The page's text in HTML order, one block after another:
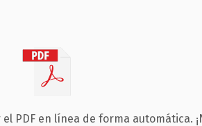
PDF en línea de forma automática.